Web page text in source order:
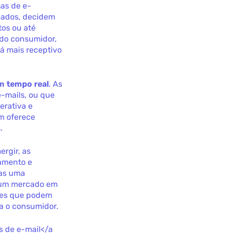
de e-
decidem
ou até
consumidor,
mais receptivo
tempo real. As
mails, ou que
e
oferece
as
e
uma
mercado em
que podem
o consumidor.
de e-mail</a